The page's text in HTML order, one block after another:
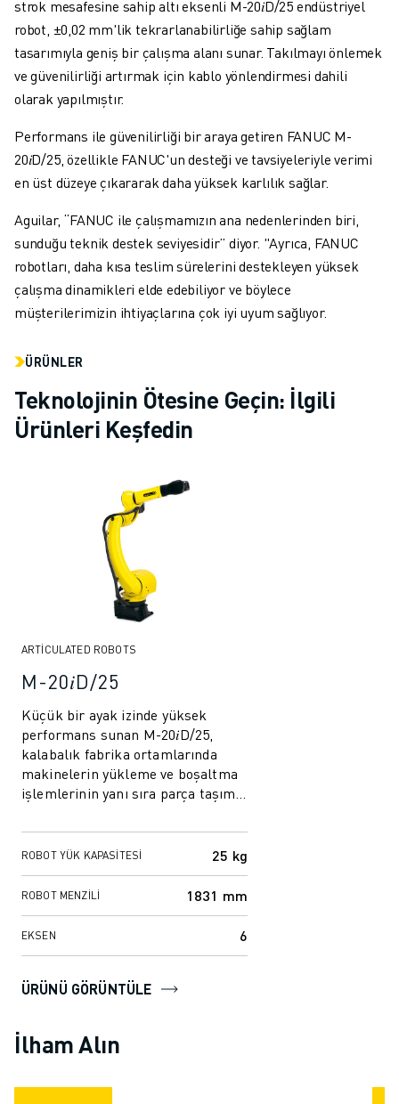
strok mesafesine sahip altı eksenli M-20𝑖D/25 endüstriyel
robot, ±0,02 mm'lik tekrarlanabilirliğe sahip sağlam
tasarımıyla geniş bir çalışma alanı sunar. Takılmayı önlemek
ve güvenilirliği artırmak için kablo yönlendirmesi dahili
olarak yapılmıştır.
Performans ile güvenilirliği bir araya getiren FANUC M-
20𝑖D/25, özellikle FANUC'un desteği ve tavsiyeleriyle verimi
en üst düzeye çıkararak daha yüksek karlılık sağlar.
Aguilar, “FANUC ile çalışmamızın ana nedenlerinden biri,
sunduğu teknik destek seviyesidir” diyor. "Ayrıca, FANUC
robotları, daha kısa teslim sürelerini destekleyen yüksek
çalışma dinamikleri elde edebiliyor ve böylece
müşterilerimizin ihtiyaçlarına çok iyi uyum sağlıyor.
ÜRÜNLER
Teknolojinin Ötesine Geçin: İlgili
Ürünleri Keşfedin
ARTICULATED ROBOTS
M-20𝑖D/25
Küçük bir ayak izinde yüksek
performans sunan M-20𝑖D/25,
kalabalık fabrika ortamlarında
makinelerin yükleme ve boşaltma
işlemlerinin yanı sıra parça taşıma
idealdir....
ROBOT YÜK KAPASITESI 25 kg
ROBOT MENZILI 1831 mm
EKSEN 6
ÜRÜNÜ GÖRÜNTÜLE
İlham Alın